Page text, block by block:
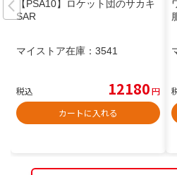
【PSA10】ロケット団のサカキ
SAR
マイストア在庫： 3541
税込 12180円
カートに入れる